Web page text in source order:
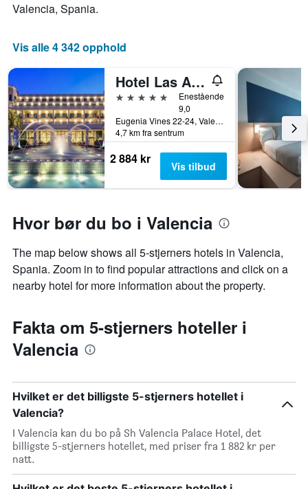
Valencia, Spania.
Vis alle 4 342 opphold
Hotel Las Arenas Balneario Resort
5 stjerner
Enestående
9,0
Eugenia Vines 22-24, Valencia, Valencia, Spania
4,7 km fra sentrum
2 884 kr Vis tilbud
Hvor bør du bo i Valencia
The map below shows all 5-stjerners hotels in Valencia,
Spania. Zoom in to find popular attractions and click on a
nearby hotel for more information about the property.
Fakta om 5-stjerners hoteller i
Valencia
Hvilket er det billigste 5-stjerners hotellet i
Valencia?
I Valencia kan du bo på Sh Valencia Palace Hotel, det
billigste 5-stjerners hotellet, med priser fra 1 882 kr per
natt.